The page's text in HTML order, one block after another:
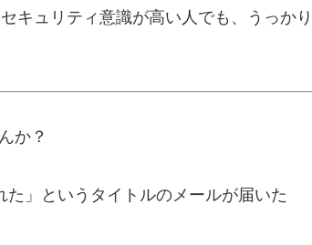
キュリティ意識が高い人でも、うっか
か？
た」というタイトルのメールが届いた